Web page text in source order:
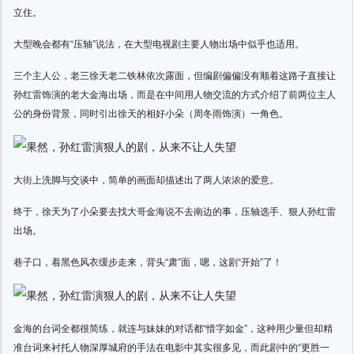
立住。
大型晚会都有“压轴”说法，在大型电视剧主要人物出场中似乎也适用。
三个主人公，老三徐天老二铁林依次露面，但编剧偏偏没有顺着这路子直接让
孙红雷饰演的老大金海出场，而是在中间用人物交流的方式介绍了前两位主人
公的身份背景，同时引出徐天的相好小朵（周冬雨饰演）一角色。
大街上洗脚与交谈中，简单的画面却描述出了两人浓浓的爱意。
终于，徐天为了小朵要去找大哥金海说不去南边的事，压轴选手、狠人孙红雷
出场。
巷子口，着黑色风衣缓步走来，背头“肃”面，嗯，这剧“开始”了！
金海的台词全都很简练，就连与妹妹的对话都“惜字如金”，这种用少量但却精
准台词来衬托人物深厚城府的手法在电影中其实很多见，而此剧中的“更胜一